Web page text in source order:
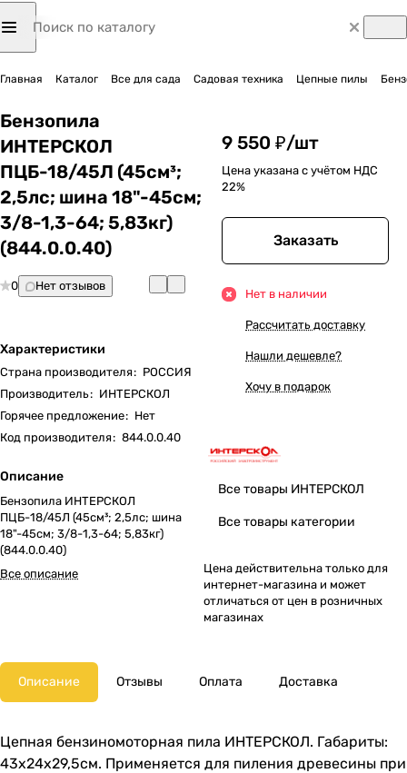
Главная Каталог Все для сада Садовая техника Цепные пилы
Бензопила
ИНТЕРСКОЛ
ПЦБ-18/45Л (45см³;
2,5лс; шина 18"-45см;
3/8-1,3-64; 5,83кг)
(844.0.0.40)
0 Нет отзывов
Характеристики
Страна производителя: РОССИЯ
Производитель: ИНТЕРСКОЛ
Горячее предложение: Нет
Код производителя: 844.0.0.40
Описание
Бензопила ИНТЕРСКОЛ
ПЦБ-18/45Л (45см³; 2,5лс; шина
18"-45см; 3/8-1,3-64; 5,83кг)
(844.0.0.40)
Все описание
9 550 ₽/шт
Цена указана с учётом НДС
22%
Заказать
Нет в наличии
Рассчитать доставку
Нашли дешевле?
Хочу в подарок
Все товары ИНТЕРСКОЛ
Все товары категории
Цена действительна только для
интернет-магазина и может
отличаться от цен в розничных
магазинах
Описание Отзывы Оплата Доставка
Цепная бензиномоторная пила ИНТЕРСКОЛ. Габариты:
43x24x29,5см. Применяется для пиления древесины при